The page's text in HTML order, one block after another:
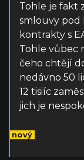
Tohle je fakt
smlouvy pod
kontrakty s
Tohle vůbec
čeho chtějí
nedávno 50
12 tisiíc
jich je
nový